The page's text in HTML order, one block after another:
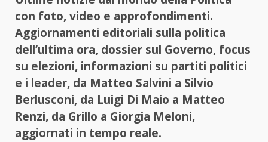
con foto, video e approfondimenti.
Aggiornamenti editoriali sulla politica
dell’ultima ora, dossier sul Governo, focus
su elezioni, informazioni su partiti politici
e i leader, da Matteo Salvini a Silvio
Berlusconi, da Luigi Di Maio a Matteo
Renzi, da Grillo a Giorgia Meloni,
aggiornati in tempo reale.